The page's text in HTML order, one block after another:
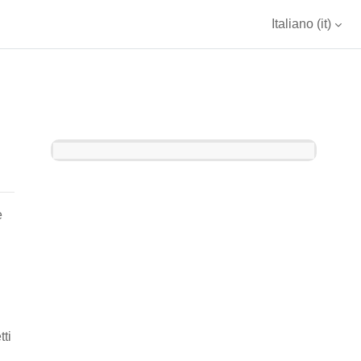
Italiano ‎(it)‎
Blocchi